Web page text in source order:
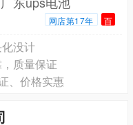
网店第17年 百
没计
质量保证
、价格实惠